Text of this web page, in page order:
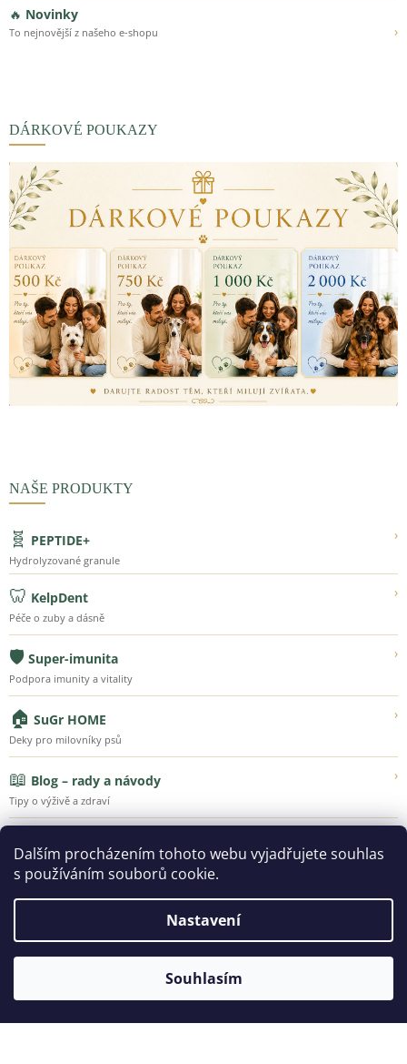
Dalším procházením tohoto webu vyjadřujete souhlas
s používáním souborů cookie.
Nastavení
Souhlasím
🔥 Novinky
To nejnovější z našeho e-shopu ›
DÁRKOVÉ POUKAZY
NAŠE PRODUKTY
🧬 PEPTIDE+ ›
Hydrolyzované granule
🦷 KelpDent ›
Péče o zuby a dásně
🛡️ Super-imunita ›
Podpora imunity a vitality
🏠 SuGr HOME ›
Deky pro milovníky psů
📖 Blog – rady a návody ›
Tipy o výživě a zdraví
Poznejte Super-Granule
Copyright 2026SUPER-GRANULE.CZ | Jsme tu pro ty, kteří
vás milují.... Všechna práva vyhrazena.